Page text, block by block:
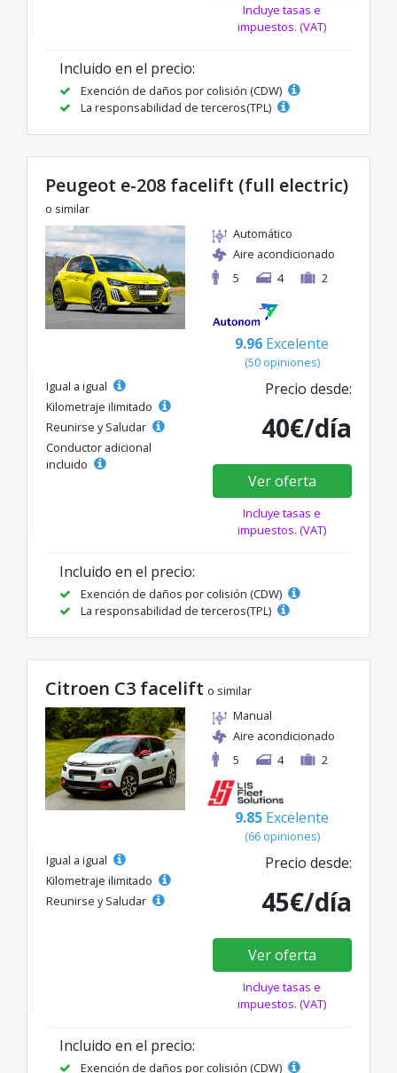
Incluye tasas e
impuestos. (VAT)
Incluido en el precio:
Exención de daños por colisión (CDW)
La responsabilidad de terceros(TPL)
Peugeot e-208 facelift (full electric)
o similar
Automático
Aire acondicionado
5
4 2
9.96 Excelente
(50 opiniones)
Igual a igual
Kilometraje ilimitado
Reunirse y Saludar
Conductor adicional
incluido
Precio desde:
40€/día
Ver oferta
Incluye tasas e
impuestos. (VAT)
Incluido en el precio:
Exención de daños por colisión (CDW)
La responsabilidad de terceros(TPL)
Citroen C3 facelift o similar
Manual
Aire acondicionado
5
4 2
9.85 Excelente
(66 opiniones)
Igual a igual
Kilometraje ilimitado
Reunirse y Saludar
Precio desde:
45€/día
Ver oferta
Incluye tasas e
impuestos. (VAT)
Incluido en el precio:
Exención de daños por colisión (CDW)